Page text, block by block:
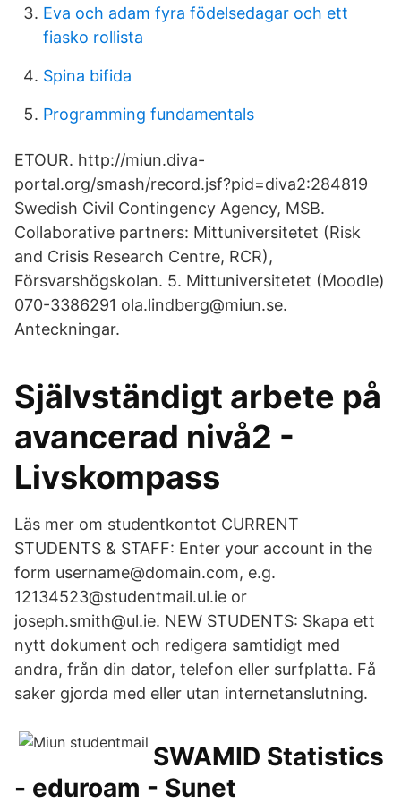
Eva och adam fyra födelsedagar och ett
fiasko rollista
Spina bifida
Programming fundamentals
ETOUR. http://miun.diva-
portal.org/smash/record.jsf?pid=diva2:284819
Swedish Civil Contingency Agency, MSB.
Collaborative partners: Mittuniversitetet (Risk
and Crisis Research Centre, RCR),
Försvarshögskolan. 5. Mittuniversitetet (Moodle)
070-3386291 ola.lindberg@miun.se.
Anteckningar.
Självständigt arbete på
avancerad nivå2 -
Livskompass
Läs mer om studentkontot CURRENT
STUDENTS & STAFF: Enter your account in the
form username@domain.com, e.g.
12134523@studentmail.ul.ie or
joseph.smith@ul.ie. NEW STUDENTS: Skapa ett
nytt dokument och redigera samtidigt med
andra, från din dator, telefon eller surfplatta. Få
saker gjorda med eller utan internetanslutning.
SWAMID Statistics
- eduroam - Sunet